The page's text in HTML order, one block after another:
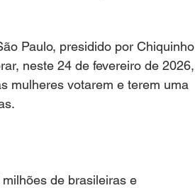
Paulo, presidido por Chiquinho
neste 24 de fevereiro de 2026,
mulheres votarem e terem uma
de brasileiras e